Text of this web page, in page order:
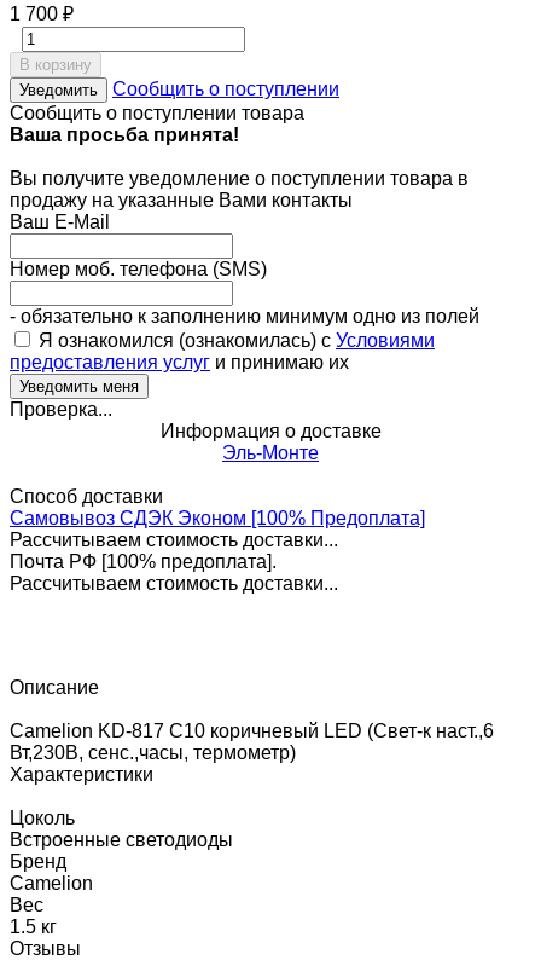
1 700 ₽
В корзину
Уведомить
Сообщить о поступлении
Сообщить о поступлении товара
Ваша просьба принята!
Вы получите уведомление о поступлении товара в
продажу на указанные Вами контакты
Ваш E-Mail
Номер моб. телефона (SMS)
- обязательно к заполнению минимум одно из полей
Я ознакомился (ознакомилась) с Условиями
предоставления услуг и принимаю их
Проверка...
Информация о доставке
Эль-Монте
Способ доставки
Самовывоз СДЭК Эконом [100% Предоплата]
Рассчитываем стоимость доставки...
Почта РФ [100% предоплата].
Рассчитываем стоимость доставки...
Описание
Camelion KD-817 C10 коричневый LED (Свет-к наст.,6
Вт,230В, сенс.,часы, термометр)
Характеристики
Цоколь
Встроенные светодиоды
Бренд
Camelion
Вес
1.5 кг
Отзывы